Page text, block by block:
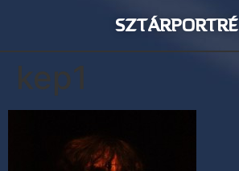
SZTÁRPORTRÉ
kep1